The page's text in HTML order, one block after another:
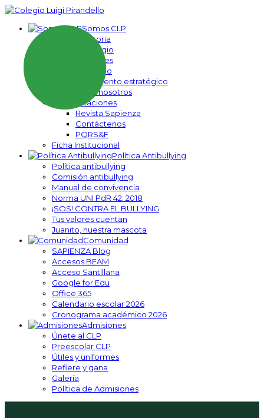
Somos CLP
Nuestra historia
Nuestro colegio
Nuestros pilares
Nuestro equipo
Direccionamiento estratégico
Trabaje con nosotros
Comunicaciones
Revista Sapienza
Contáctenos
PQRS&F
Ficha Institucional
Política Antibullying
Política antibullying
Comisión antibullying
Manual de convivencia
Norma UNI PdR 42: 2018
¡SOS! CONTRA EL BULLYING
Tus valores cuentan
Juanito, nuestra mascota
Comunidad
SAPIENZA Blog
Accesos BEAM
Acceso Santillana
Google for Edu
Office 365
Calendario escolar 2026
Cronograma académico 2026
Admisiones
Únete al CLP
Preescolar CLP
Útiles y uniformes
Refiere y gana
Galería
Política de Admisiones